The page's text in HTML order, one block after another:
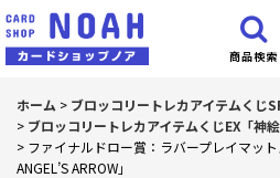
商品検索
ホーム > ブロッコリートレカアイテムくじ
> ブロッコリートレカアイテムくじEX「神絵
> ファイナルドロー賞：ラバープレイマッ
ANGEL’S ARROW」